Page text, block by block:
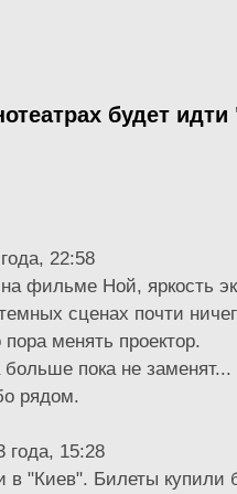
будет
22:58
фильме Ной, яркость
сценах почти
менять проектор.
больше пока не
рядом.
года, 15:28
в "Киев". Билеты купили